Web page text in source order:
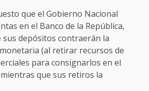
que el Gobierno Nacional
en el Banco de la República,
sus depósitos contraerán la
(al retirar recursos de
para consignarlos en el
que sus retiros la